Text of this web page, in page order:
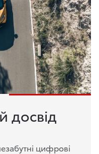
досвід
цифрові